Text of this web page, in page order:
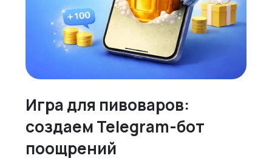
Игра для пивоваров:
создаем Telegram-бот
поощрений